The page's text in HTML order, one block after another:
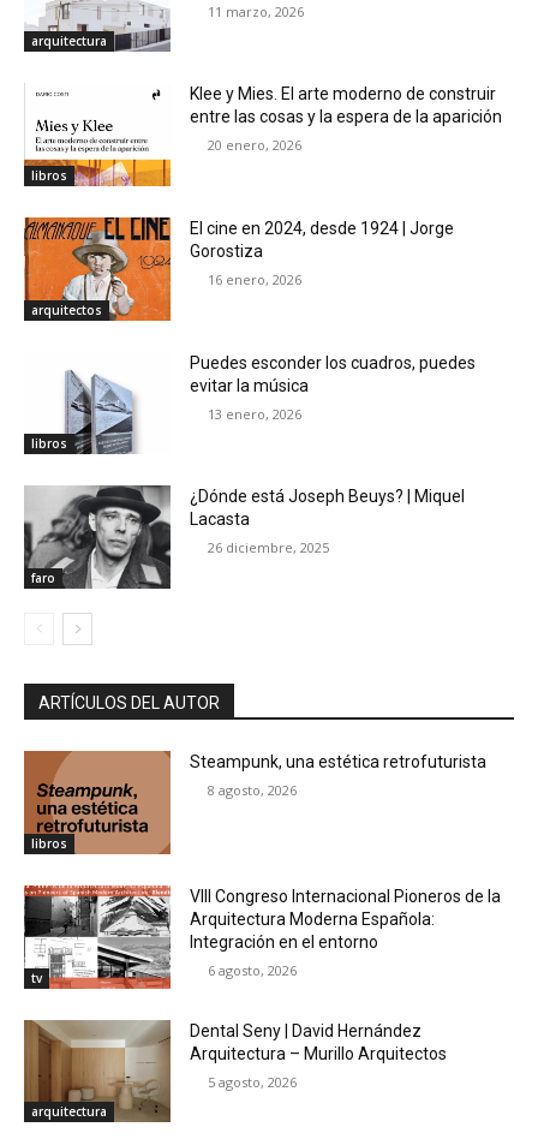
arquitectura
11 marzo, 2026
libros
Klee y Mies. El arte moderno de construir
entre las cosas y la espera de la aparición
20 enero, 2026
arquitectos
El cine en 2024, desde 1924 | Jorge
Gorostiza
16 enero, 2026
libros
Puedes esconder los cuadros, puedes
evitar la música
13 enero, 2026
faro
¿Dónde está Joseph Beuys? | Miquel
Lacasta
26 diciembre, 2025
ARTÍCULOS DEL AUTOR
libros
Steampunk, una estética retrofuturista
8 agosto, 2026
tv
VIII Congreso Internacional Pioneros de la
Arquitectura Moderna Española:
Integración en el entorno
6 agosto, 2026
arquitectura
Dental Seny | David Hernández
Arquitectura – Murillo Arquitectos
5 agosto, 2026